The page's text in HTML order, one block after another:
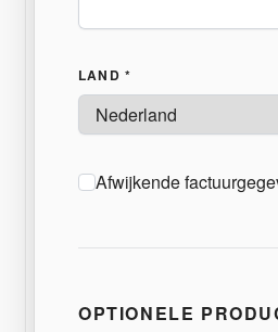
LAND *
Afwijkende
OPTIONELE